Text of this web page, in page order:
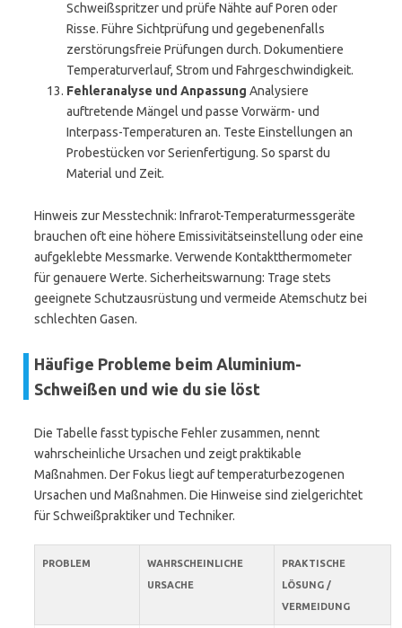
Schweißspritzer und prüfe Nähte auf Poren oder
Risse. Führe Sichtprüfung und gegebenenfalls
zerstörungsfreie Prüfungen durch. Dokumentiere
Temperaturverlauf, Strom und Fahrgeschwindigkeit.
Fehleranalyse und Anpassung Analysiere
auftretende Mängel und passe Vorwärm- und
Interpass-Temperaturen an. Teste Einstellungen an
Probestücken vor Serienfertigung. So sparst du
Material und Zeit.
Hinweis zur Messtechnik: Infrarot-Temperaturmessgeräte
brauchen oft eine höhere Emissivitätseinstellung oder eine
aufgeklebte Messmarke. Verwende Kontaktthermometer
für genauere Werte. Sicherheitswarnung: Trage stets
geeignete Schutzausrüstung und vermeide Atemschutz bei
schlechten Gasen.
Häufige Probleme beim Aluminium-
Schweißen und wie du sie löst
Die Tabelle fasst typische Fehler zusammen, nennt
wahrscheinliche Ursachen und zeigt praktikable
Maßnahmen. Der Fokus liegt auf temperaturbezogenen
Ursachen und Maßnahmen. Die Hinweise sind zielgerichtet
für Schweißpraktiker und Techniker.
PROBLEM
WAHRSCHEINLICHE
URSACHE
PRAKTISCHE
LÖSUNG /
VERMEIDUNG